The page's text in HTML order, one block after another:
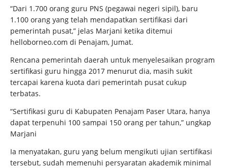
“Dari 1.700 orang guru PNS (pegawai negeri sipil), baru
1.100 orang yang telah mendapatkan sertifikasi dari
pemerintah pusat,” jelas Marjani ketika ditemui
helloborneo.com di Penajam, Jumat.
Rencana pemerintah daerah untuk menyelesaikan program
sertifikasi guru hingga 2017 menurut dia, masih sukit
tercapai karena kuota dari pemerintah pusat cukup
terbatas.
“Sertifikasi guru di Kabupaten Penajam Paser Utara, hanya
dapat terpenuhi 100 sampai 150 orang per tahun,” ungkap
Marjani
Ia menyatakan, guru yang belum mengikuti ujian sertifikasi
tersebut, sudah memenuhi persyaratan akademik minimal